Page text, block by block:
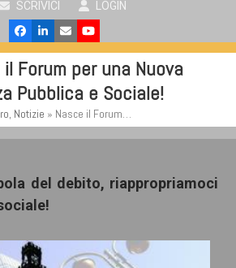
SCRIVICI LOGIN
Facebook
LinkedIn
EmailYouTube
Forum per una Nuova
Pubblica e Sociale!
, Notizie » Nasce il Forum…
del debito, riappropriamoci